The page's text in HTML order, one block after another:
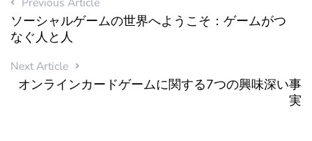
ソーシャルゲームの世界へようこそ：ゲームがつ
なぐ人と人
Next Article
オンラインカードゲームに関する7つの興味深い事
実